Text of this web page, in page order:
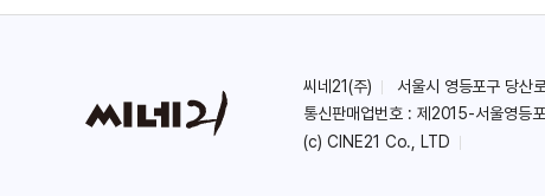
씨네21(주) 서울시 영등포구 당산
통신판매업번호 : 제2015-서울영등
(c) CINE21 Co., LTD